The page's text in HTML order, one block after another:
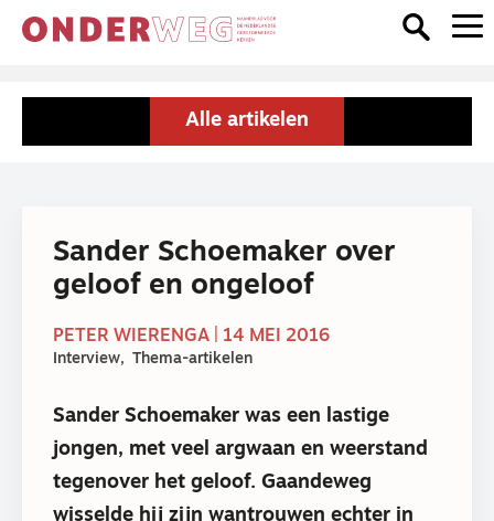
Alle artikelen
Sander Schoemaker over
geloof en ongeloof
PETER WIERENGA | 14 MEI 2016
Interview Thema-artikelen
Sander Schoemaker was een lastige
jongen, met veel argwaan en weerstand
tegenover het geloof. Gaandeweg
wisselde hij zijn wantrouwen echter in